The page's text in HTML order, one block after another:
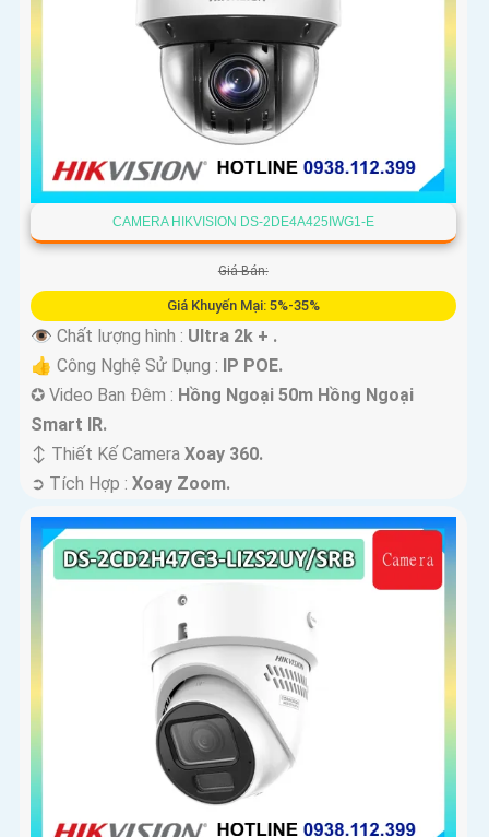
CAMERA HIKVISION DS-2DE4A425IWG1-E
Giá Bán:
Giá Khuyến Mại: 5%-35%
👁 Chất lượng hình : Ultra 2k + .
👍 Công Nghệ Sử Dụng : IP POE.
✪ Video Ban Đêm : Hồng Ngoại 50m Hồng Ngoại
Smart IR.
↕️ Thiết Kế Camera Xoay 360.
️➲ Tích Hợp : Xoay Zoom.